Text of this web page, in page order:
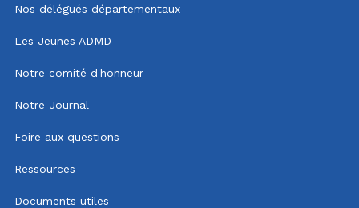
Nos délégués départementaux
Les Jeunes ADMD
Notre comité d'honneur
Notre Journal
Foire aux questions
Ressources
Documents utiles